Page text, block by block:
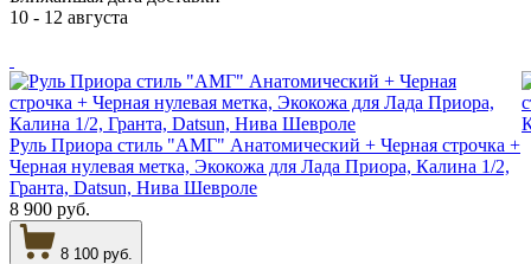
10 - 12 августа
Руль Приора стиль "АМГ" Анатомический + Черная строчка +
Черная нулевая метка, Экокожа для Лада Приора, Калина 1/2,
Гранта, Datsun, Нива Шевроле
8 900 руб.
8 100 руб.